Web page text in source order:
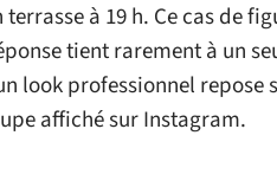
à 19 h. Ce cas de
tient rarement à un
look professionnel repose
affiché sur Instagram.